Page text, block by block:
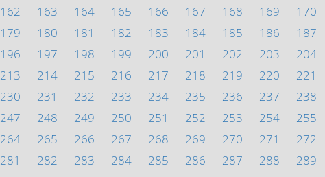
162 163 164 165 166 167 168 169 170
179 180 181 182 183 184 185 186 187
196 197 198 199 200 201 202 203 204
213 214 215 216 217 218 219 220 221
230 231 232 233 234 235 236 237 238
247 248 249 250 251 252 253 254 255
264 265 266 267 268 269 270 271 272
281 282 283 284 285 286 287 288 289